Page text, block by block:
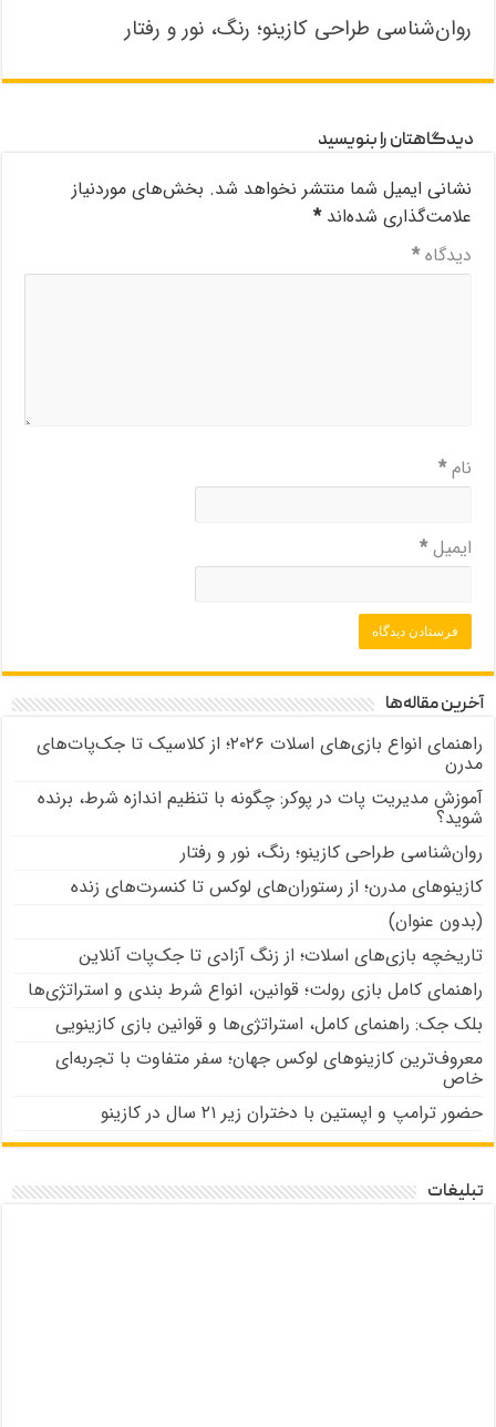
روان‌شناسی طراحی کازینو؛ رنگ، نور و رفتار
دیدگاهتان را بنویسید
نشانی ایمیل شما منتشر نخواهد شد. بخش‌های موردنیاز
علامت‌گذاری شده‌اند*
دیدگاه*
نام*
ایمیل*
آخرین مقاله‌ها
راهنمای انواع بازی‌های اسلات ۲۰۲۶؛ از کلاسیک تا جک‌پات‌های
مدرن
آموزش مدیریت پات در پوکر: چگونه با تنظیم اندازه شرط، برنده
شوید؟
روان‌شناسی طراحی کازینو؛ رنگ، نور و رفتار
کازینوهای مدرن؛ از رستوران‌های لوکس تا کنسرت‌های زنده
(بدون عنوان)
تاریخچه بازی‌های اسلات؛ از زنگ آزادی تا جک‌پات‌ آنلاین
راهنمای کامل بازی رولت؛ قوانین، انواع شرط بندی و استراتژی‌ها
بلک جک: راهنمای کامل، استراتژی‌ها و قوانین بازی کازینویی
معروف‌ترین کازینوهای لوکس جهان؛ سفر متفاوت با تجربه‌ای
خاص
حضور ترامپ و اپستین با دختران زیر ۲۱ سال در کازینو
تبلیغات